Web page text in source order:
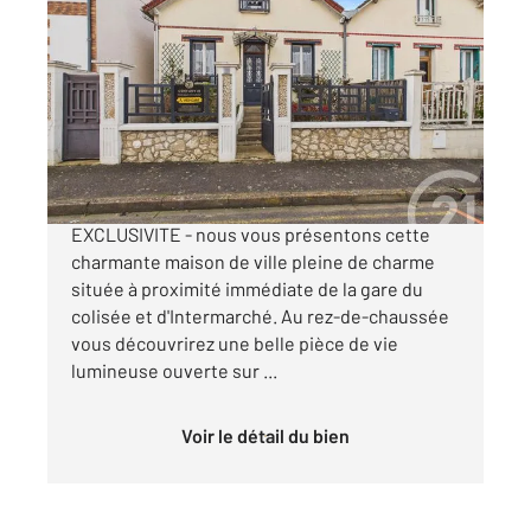
CHARTRES 28
80 m
, 4 pièces
Ref : 27451
Maison à vendre
203 000 €
AGGLOMERATION - Proche Gare EN
EXCLUSIVITE - nous vous présentons cette
charmante maison de ville pleine de charme
située à proximité immédiate de la gare du
colisée et d'Intermarché. Au rez-de-chaussée
vous découvrirez une belle pièce de vie
lumineuse ouverte sur ...
Voir le détail du bien